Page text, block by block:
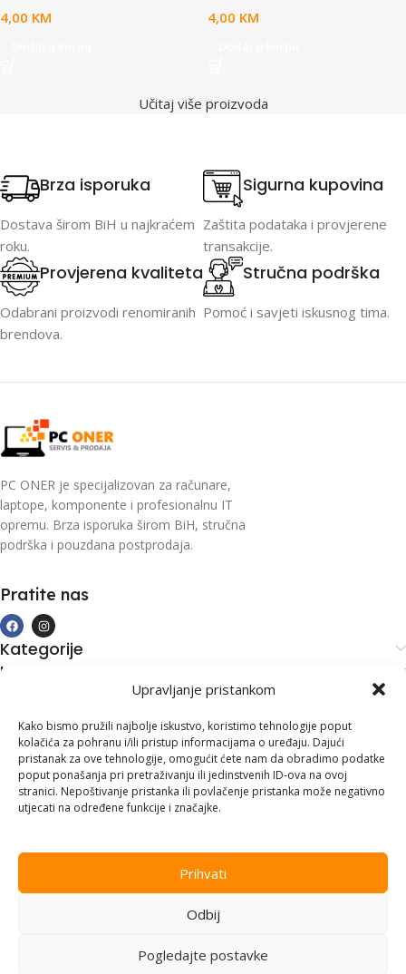
Upravljanje pristankom
Kako bismo pružili najbolje iskustvo, koristimo tehnologije poput
kolačića za pohranu i/ili pristup informacijama o uređaju. Dajući
pristanak za ove tehnologije, omogućit ćete nam da obradimo podatke
poput ponašanja pri pretraživanju ili jedinstvenih ID-ova na ovoj
stranici. Nepoštivanje pristanka ili povlačenje pristanka može negativno
utjecati na određene funkcije i značajke.
Prihvati
Odbij
Pogledajte postavke
4,00 KM
4,00 KM
Učitaj više proizvoda
Brza isporuka
Dostava širom BiH u najkraćem
roku.
Sigurna kupovina
Zaštita podataka i provjerene
transakcije.
Provjerena kvaliteta
Odabrani proizvodi renomiranih
brendova.
Stručna podrška
Pomoć i savjeti iskusnog tima.
PC ONER je specijalizovan za računare,
laptope, komponente i profesionalnu IT
opremu. Brza isporuka širom BiH, stručna
podrška i pouzdana postprodaja.
Pratite nas
Kategorije
Kupovina i podrška
Kontakt informacije
Branilaca Bosne, 75 300 Lukavac
+387 35 555 999
info@pconer.ba
Vision.